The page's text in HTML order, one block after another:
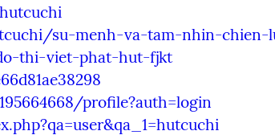
su-menh-va-tam-nhin-chien-
thi-viet-phat-hut-fjkt
profile?auth=login